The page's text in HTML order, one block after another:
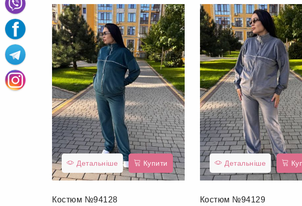
Детальніше Купити
Костюм №94128
Детальніше
Костюм №94129